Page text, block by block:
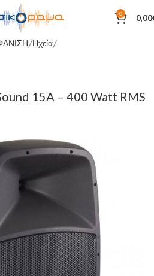
0 0,00
Ηχεία
15A – 400 Watt RMS